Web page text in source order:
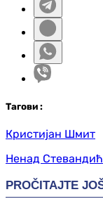
Тагови :
Кристијан Шмит
Ненад Стевандић